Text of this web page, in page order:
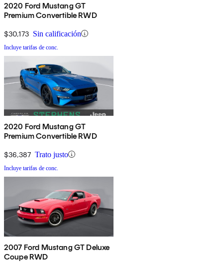
2020 Ford Mustang GT
Premium Convertible RWD
$30,173 Sin calificación
Incluye tarifas de conc.
2020 Ford Mustang GT
Premium Convertible RWD
$36,387 Trato justo
Incluye tarifas de conc.
2007 Ford Mustang GT Deluxe
Coupe RWD